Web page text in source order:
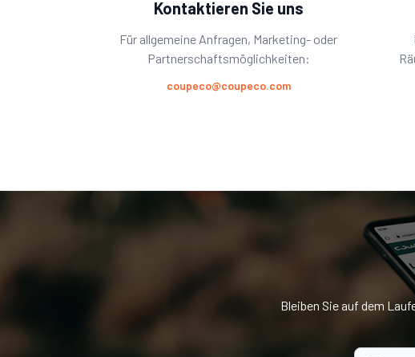
Kontaktieren Sie uns
Für allgemeine Anfragen, Marketing- oder
Partnerschaftsmöglichkeiten:
coupeco@coupeco.com
Bleiben Sie auf dem